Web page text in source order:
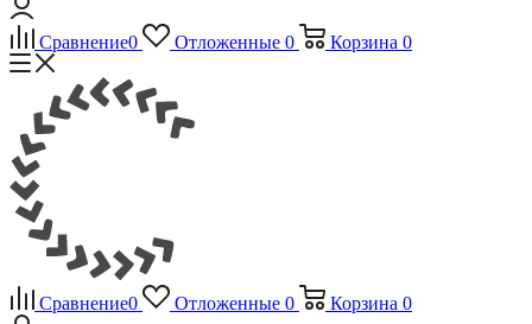
Сравнение0 Отложенные 0 Корзина 0
Сравнение0 Отложенные 0 Корзина 0